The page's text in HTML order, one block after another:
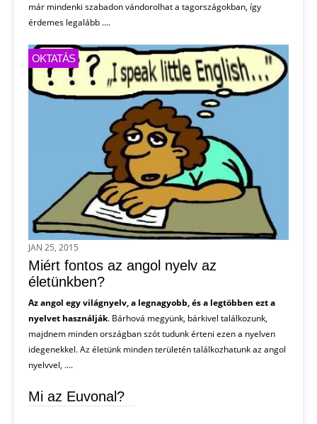
már mindenki szabadon vándorolhat a tagországokban, így
érdemes legalább ....
OKTATÁS
JAN 25, 2015
Miért fontos az angol nyelv az
életünkben?
Az angol egy világnyelv, a legnagyobb, és a legtöbben ezt a
nyelvet használják. Bárhová megyünk, bárkivel találkozunk,
majdnem minden országban szót tudunk érteni ezen a nyelven
idegenekkel. Az életünk minden területén találkozhatunk az angol
nyelvvel, ....
Mi az Euvonal?